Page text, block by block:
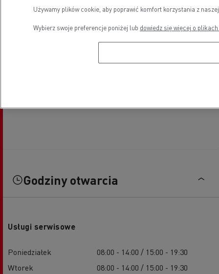
Godziny otwarcia
Usługi serwisowe
Poniedziałek
08:00 - 14:00 / 15:00 - 19:30
Wtorek
08:00 - 14:00 / 15:00 - 19:30
Używamy plików cookie, aby poprawić komfort korzystania z
Wybierz swoje preferencje poniżej lub dowiedz się więcej o